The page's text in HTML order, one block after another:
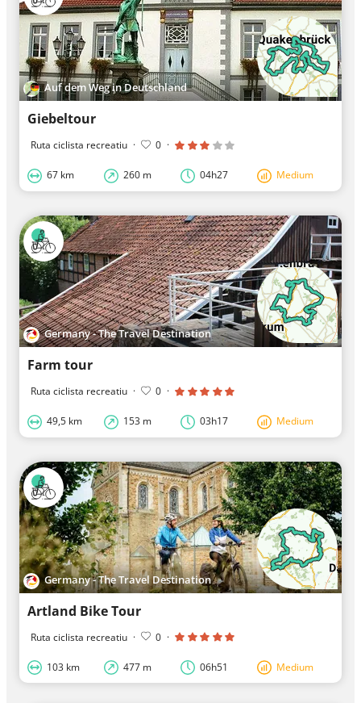
Auf dem Weg in Deutschland
Giebeltour
Ruta ciclista recreatiu · 0 ·
67 km 260 m 04h27 Medium
Germany - The Travel Destination
Farm tour
Ruta ciclista recreatiu · 0 ·
49,5 km 153 m 03h17 Medium
Germany - The Travel Destination
Artland Bike Tour
Ruta ciclista recreatiu · 0 ·
103 km 477 m 06h51 Medium